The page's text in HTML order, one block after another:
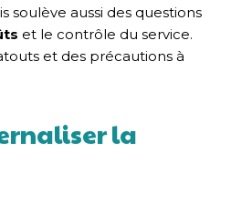
soulève aussi des questions
et le contrôle du service.
et des précautions à
la